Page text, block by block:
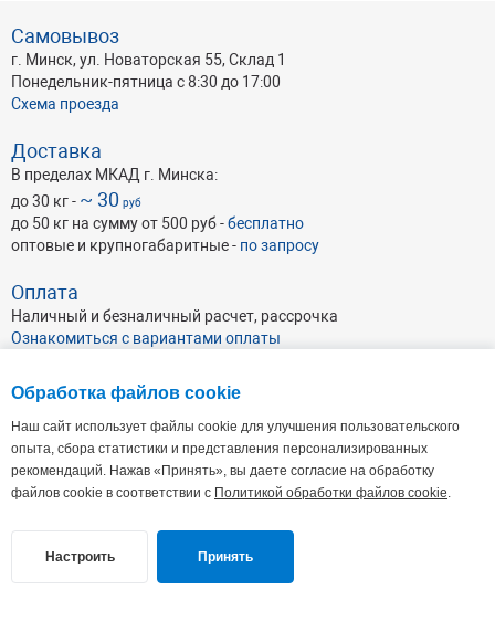
Самовывоз
г. Минск, ул. Новаторская 55, Склад 1
Понедельник-пятница с 8:30 до 17:00
Схема проезда
Доставка
В пределах МКАД г. Минска:
до 30 кг - ~ 30 руб
до 50 кг на сумму от 500 руб -бесплатно
оптовые и крупногабаритные - по запросу
Оплата
Наличный и безналичный расчет, рассрочка
Ознакомиться с вариантами оплаты
ОАО Абразивхимсбыт , УНП 191046462
Республика Беларусь, г. Минск, ул. Кульман 35А, пом. 7 (4-й этаж),220100
+375 17 338-44-44(66-66)
+375 29 112-20-13
+375 29 112-30-13
Обработка файлов cookie
Наш сайт использует файлы cookie для улучшения пользовательского
опыта, сбора статистики и представления персонализированных
рекомендаций. Нажав «Принять», вы даете согласие на обработку
файлов cookie в соответствии с Политикой обработки файлов cookie.
Настроить Принять